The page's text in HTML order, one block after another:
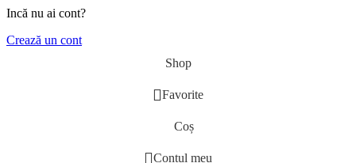
Incă nu ai cont?
Crează un cont
Shop
Favorite
Coș
Contul meu